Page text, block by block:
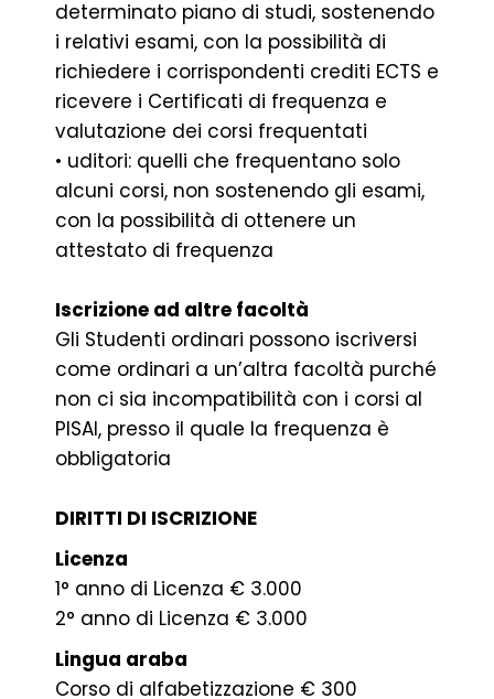
determinato piano di studi, sostenendo
i relativi esami, con la possibilità di
richiedere i corrispondenti crediti ECTS e
ricevere i Certificati di frequenza e
valutazione dei corsi frequentati
• uditori: quelli che frequentano solo
alcuni corsi, non sostenendo gli esami,
con la possibilità di ottenere un
attestato di frequenza
Iscrizione ad altre facoltà
Gli Studenti ordinari possono iscriversi
come ordinari a un’altra facoltà purché
non ci sia incompatibilità con i corsi al
PISAI, presso il quale la frequenza è
obbligatoria
DIRITTI DI ISCRIZIONE
Licenza
1° anno di Licenza € 3.000
2° anno di Licenza € 3.000
Lingua araba
Corso di alfabetizzazione € 300